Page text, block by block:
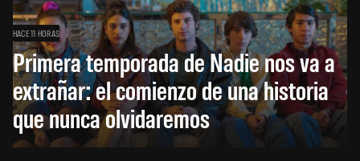
HACE 11 HORAS
Primera temporada de Nadie nos va a
extrañar: el comienzo de una historia
que nunca olvidaremos